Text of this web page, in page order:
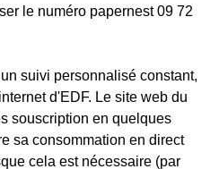
le numéro papernest 09 72
suivi personnalisé constant,
d'EDF. Le site web du
souscription en quelques
sa consommation en direct
cela est nécessaire (par